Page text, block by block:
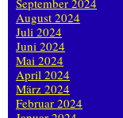
September 2024
August 2024
Juli 2024
Juni 2024
Mai 2024
April 2024
März 2024
Februar 2024